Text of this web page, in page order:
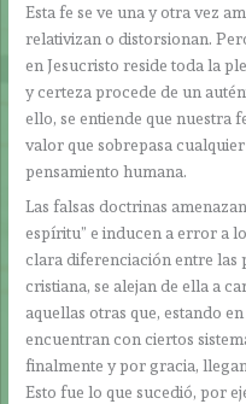
Esta fe se ve una y otra vez
relativizan o distorsionan.
en Jesucristo reside toda la
y certeza procede de un
ello, se entiende que nuestra
valor que sobrepasa
pensamiento humana.
Las falsas doctrinas
espíritu” e inducen a error a
clara diferenciación entre las
cristiana, se alejan de ella a
aquellas otras que, estando
encuentran con ciertos
finalmente y por gracia,
Esto fue lo que sucedió, por